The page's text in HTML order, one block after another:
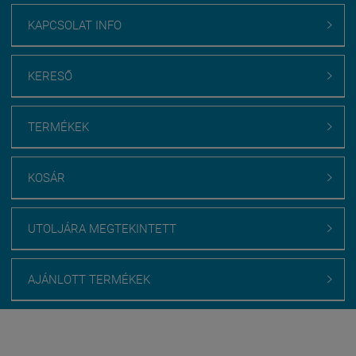
KAPCSOLAT INFO 
KERESŐ 
TERMÉKEK 
KOSÁR 
UTOLJÁRA MEGTEKINTETT 
AJÁNLOTT TERMÉKEK 